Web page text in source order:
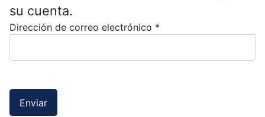
su cuenta.
Dirección de correo electrónico *
Enviar